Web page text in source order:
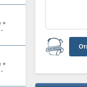
+
-
+
-